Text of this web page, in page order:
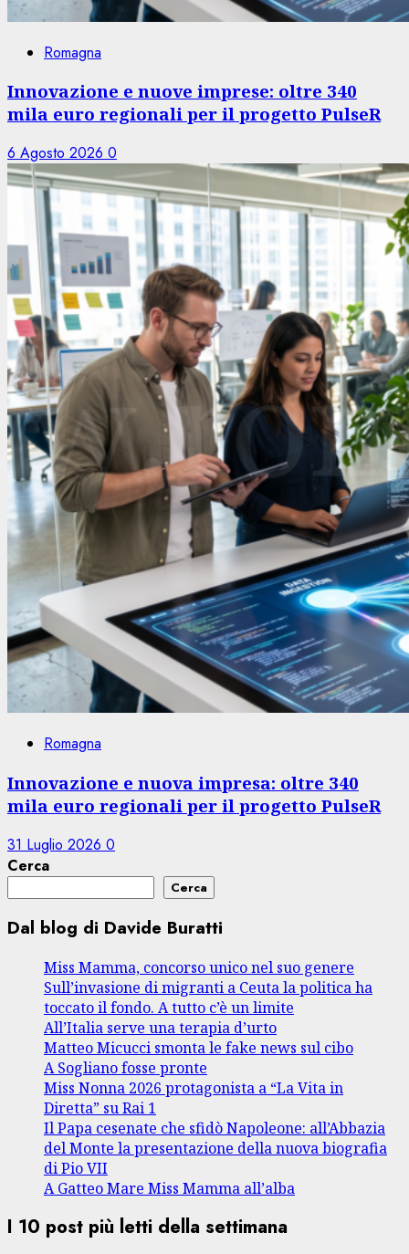
Romagna
Innovazione e nuove imprese: oltre 340
mila euro regionali per il progetto PulseR
6 Agosto 2026 0
Romagna
Innovazione e nuova impresa: oltre 340
mila euro regionali per il progetto PulseR
31 Luglio 2026 0
Cerca
Cerca
Dal blog di Davide Buratti
Miss Mamma, concorso unico nel suo genere
Sull’invasione di migranti a Ceuta la politica ha
toccato il fondo. A tutto c’è un limite
All’Italia serve una terapia d’urto
Matteo Micucci smonta le fake news sul cibo
A Sogliano fosse pronte
Miss Nonna 2026 protagonista a “La Vita in
Diretta” su Rai 1
Il Papa cesenate che sfidò Napoleone: all’Abbazia
del Monte la presentazione della nuova biografia
di Pio VII
A Gatteo Mare Miss Mamma all’alba
I 10 post più letti della settimana